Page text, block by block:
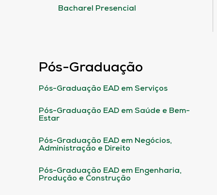
Bacharel Presencial
Pós-Graduação
Pós-Graduação EAD em Serviços
Pós-Graduação EAD em Saúde e Bem-
Estar
Pós-Graduação EAD em Negócios,
Administração e Direito
Pós-Graduação EAD em Engenharia,
Produção e Construção